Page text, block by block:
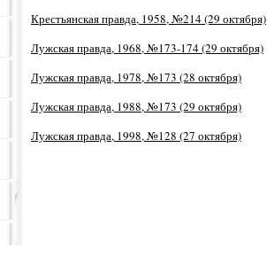
Крестьянская правда, 1958, №214 (29 октября)
Лужская правда, 1968, №173-174 (29 октября)
Лужская правда, 1978, №173 (28 октября)
Лужская правда, 1988, №173 (29 октября)
Лужская правда, 1998, №128 (27 октября)